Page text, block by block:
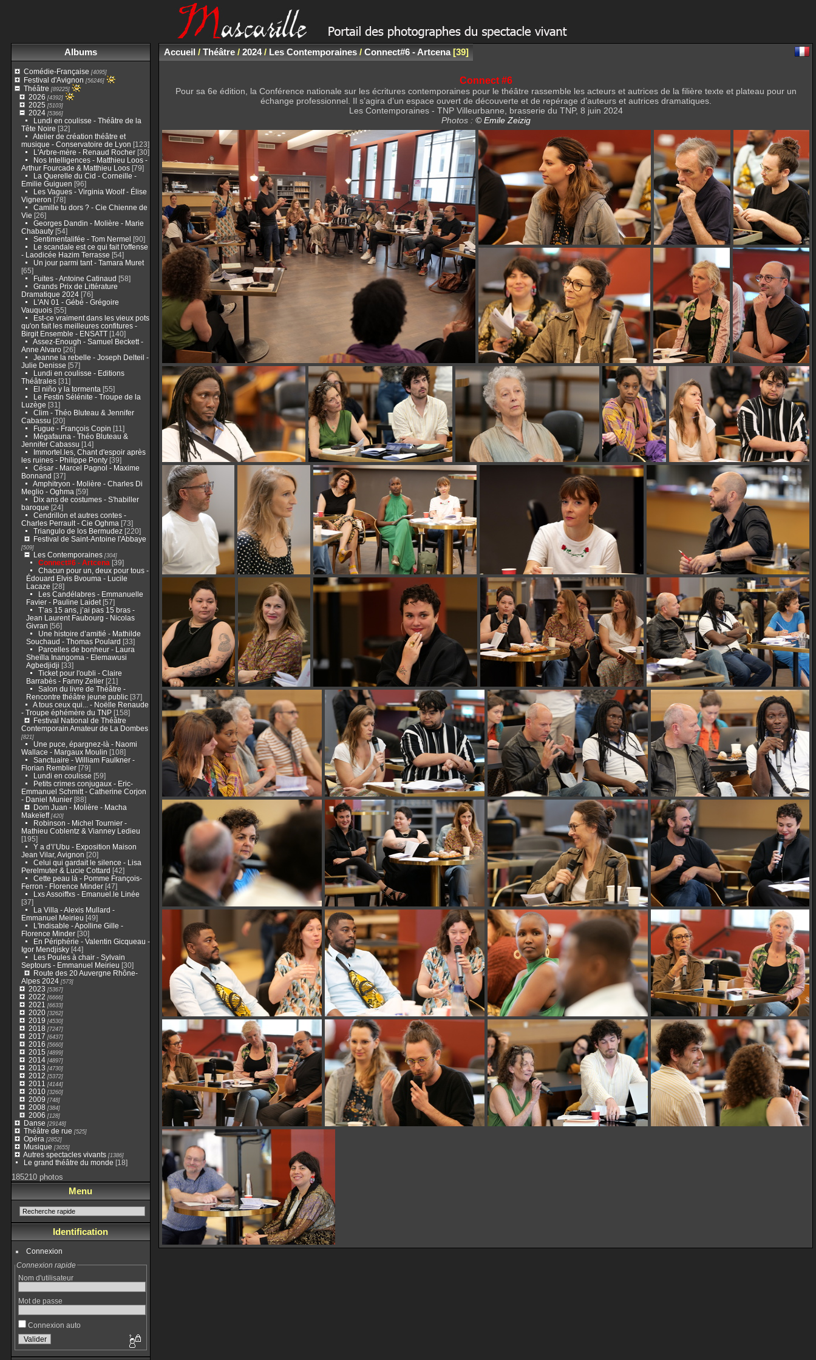
Albums
Comédie-Française [4095]
Festival d'Avignon [56246]
Théâtre [89225]
2026 [4392]
2025 [5103]
2024[5366]
Lundi en coulisse - Théâtre de la
Tête Noire [32]
Atelier de création théâtre et
musique - Conservatoire de Lyon [123]
L'Arbre-mère - Renaud Rocher[30]
Nos Intelligences - Matthieu Loos -
Arthur Fourcade & Matthieu Loos[79]
La Querelle du Cid - Corneille -
Emilie Guiguen [96]
Les Vagues - Virginia Woolf - Élise
Vigneron [78]
Camille tu dors ? - Cie Chienne de
Vie [26]
Georges Dandin - Molière - Marie
Chabauty[54]
Sentimentalifée - Tom Nermel [90]
Le scandale est ce qui fait l'offense
- Laodicée Hazim Terrasse [54]
Un jour parmi tant - Tamara Muret
[65]
Fuites - Antoine Catinaud [58]
Grands Prix de Littérature
Dramatique 2024[76]
L'AN 01 - Gébé - Grégoire
Vauquois[55]
Est-ce vraiment dans les vieux pots
qu'on fait les meilleures confitures -
Birgit Ensemble - ENSATT[140]
Assez-Enough - Samuel Beckett -
Anne Alvaro[26]
Jeanne la rebelle - Joseph Delteil -
Julie Denisse [57]
Lundi en coulisse - Editions
Théâtrales[31]
El niño y la tormenta [55]
Le Festin Sélénite - Troupe de la
Luzège [31]
Clim - Théo Bluteau & Jennifer
Cabassu [20]
Fugue - François Copin [11]
Mégafauna - Théo Bluteau &
Jennifer Cabassu [14]
Immortel.les, Chant d'espoir après
les ruines - Philippe Ponty[39]
César - Marcel Pagnol - Maxime
Bonnand [37]
Amphitryon - Molière - Charles Di
Meglio - Oghma [59]
Dix ans de costumes - S'habiller
baroque [24]
Cendrillon et autres contes -
Charles Perrault - Cie Oghma [73]
Triangulo de los Bermudez[220]
Festival de Saint-Antoine l'Abbaye
[509]
Les Contemporaines[304]
Connect#6 - Artcena [39]
Chacun pour un, deux pour tous -
Édouard Elvis Bvouma - Lucile
Lacaze [28]
Les Candélabres - Emmanuelle
Favier - Pauline Laidet[57]
T’as 15 ans, j’ai pas 15 bras -
Jean Laurent Faubourg - Nicolas
Givran [56]
Une histoire d’amitié - Mathilde
Souchaud - Thomas Poulard [33]
Parcelles de bonheur - Laura
Sheïlla Inangoma - Elemawusi
Agbedjidji [33]
Ticket pour l'oubli - Claire
Barrabès - Fanny Zeller[21]
Salon du livre de Théâtre -
Rencontre théâtre jeune public[37]
A tous ceux qui... - Noëlle Renaude
- Troupe éphémère du TNP[158]
Festival National de Théâtre
Contemporain Amateur de La Dombes
[821]
Une puce, épargnez-là - Naomi
Wallace - Margaux Moulin [108]
Sanctuaire - William Faulkner -
Florian Remblier[79]
Lundi en coulisse [59]
Petits crimes conjugaux - Eric-
Emmanuel Schmitt - Catherine Corjon
- Daniel Munier[88]
Dom Juan - Molière - Macha
Makeïeff[420]
Robinson - Michel Tournier -
Mathieu Coblentz & Vianney Ledieu
[195]
Y a d’l’Ubu - Exposition Maison
Jean Vilar, Avignon [20]
Celui qui gardait le silence - Lisa
Perelmuter & Lucie Cottard [42]
Cette peau là - Pomme François-
Ferron - Florence Minder[47]
Lxs Assoiffxs - Emanuel.le Linée
[37]
La Villa - Alexis Mullard -
Emmanuel Meirieu [49]
L'Indisable - Apolline Gille -
Florence Minder[30]
En Périphérie - Valentin Gicqueau -
Igor Mendjisky[44]
Les Poules à chair - Sylvain
Septours - Emmanuel Meirieu [30]
Route des 20 Auvergne Rhône-
Alpes 2024[573]
2023 [5367]
2022 [6666]
2021 [6633]
2020[3262]
2019 [4530]
2018 [7247]
2017 [6437]
2016 [5660]
2015 [4899]
2014[4897]
2013 [4730]
2012 [5372]
2011 [4144]
2010[3260]
2009 [748]
2008 [384]
2006 [128]
Danse [29148]
Théâtre de rue [525]
Opéra [2852]
Musique [3655]
Autres spectacles vivants[1386]
Le grand théâtre du monde [18]
185210 photos
Menu
Identification
Connexion
Connexion rapide
Nom d'utilisateur
Mot de passe
Connexion auto
Accueil/ Théâtre/ 2024/ Les Contemporaines/ Connect#6 - Artcena 39
Connect #6
Pour sa 6e édition, la Conférence nationale sur les écritures contemporaines pour le théâtre rassemble les acteurs et autrices de la filière texte et plateau pour un
échange professionnel. Il s’agira d’un espace ouvert de découverte et de repérage d’auteurs et autrices dramatiques.
Les Contemporaines - TNP Villeurbanne, brasserie du TNP, 8 juin 2024
Photos : © Emile Zeizig